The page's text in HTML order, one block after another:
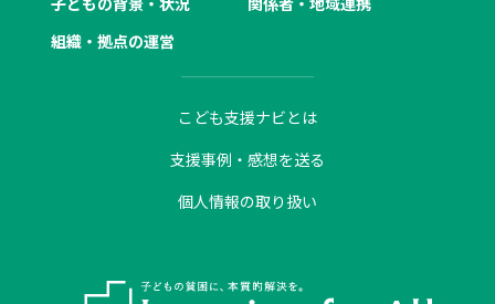
組織・拠点の運営
こども支援ナビとは
支援事例・感想を送る
個人情報の取り扱い